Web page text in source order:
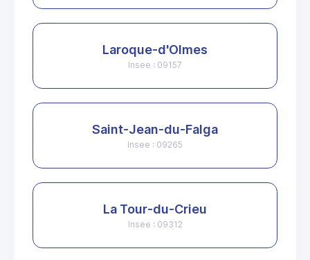
Laroque-d'Olmes
Insee : 09157
Saint-Jean-du-Falga
Insee : 09265
La Tour-du-Crieu
Insee : 09312